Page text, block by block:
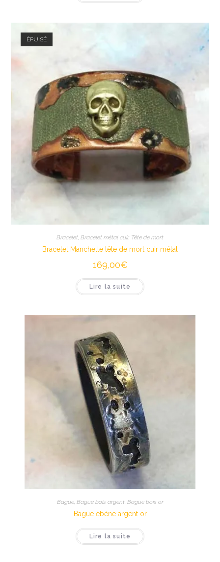
ÉPUISÉ
Bracelet, Bracelet métal cuir, Tête de mort
Bracelet Manchette tête de mort cuir métal
169,00€
Lire la suite
Bague, Bague bois argent, Bague bois or
Bague ébène argent or
Lire la suite